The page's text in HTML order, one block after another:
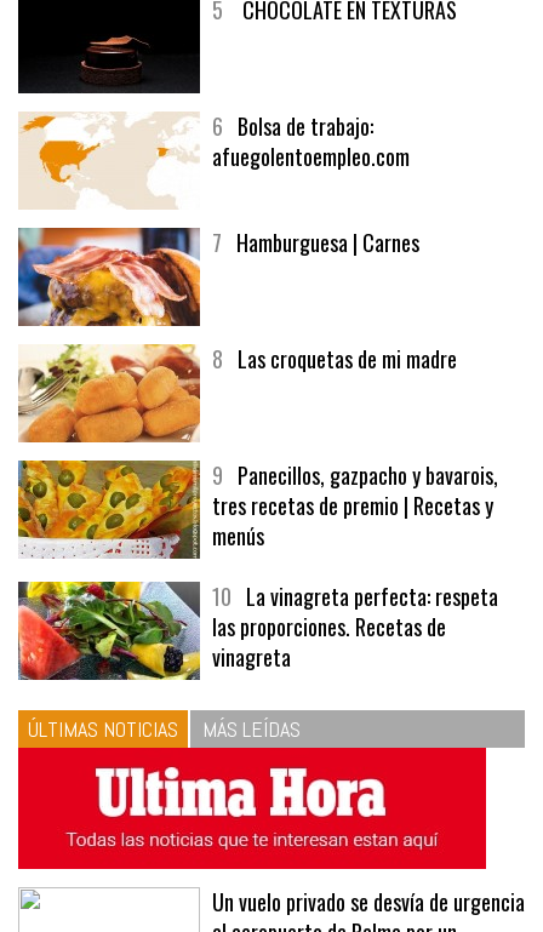
6Bolsa de trabajo:
9Panecillos, gazpacho y bavarois,
tres recetas de premio | Recetas y
menús
10La vinagreta perfecta: respeta
las proporciones. Recetas de
vinagreta
ÚLTIMAS NOTICIAS MÁS LEÍDAS